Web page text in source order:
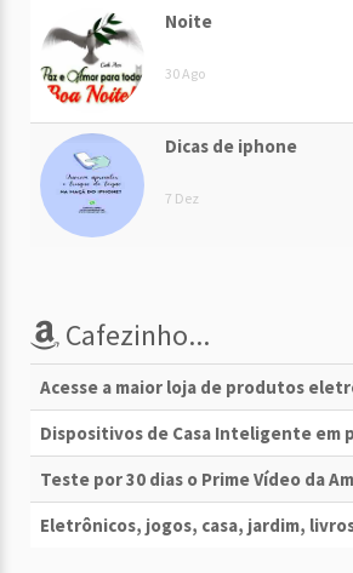
Noite
30 Ago
Dicas de iphone
7 Dez
Cafezinho...
Acesse a maior loja de produtos
Dispositivos de Casa Inteligente em
Teste por 30 dias o Prime Vídeo da
Eletrônicos, jogos, casa, jardim,